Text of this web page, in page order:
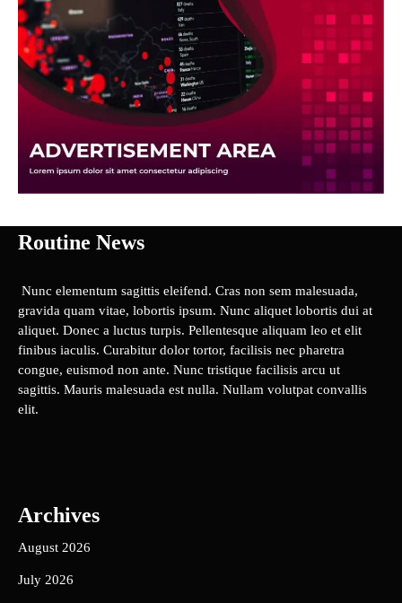
Routine News
Nunc elementum sagittis eleifend. Cras non sem malesuada,
gravida quam vitae, lobortis ipsum. Nunc aliquet lobortis dui at
aliquet. Donec a luctus turpis. Pellentesque aliquam leo et elit
finibus iaculis. Curabitur dolor tortor, facilisis nec pharetra
congue, euismod non ante. Nunc tristique facilisis arcu ut
sagittis. Mauris malesuada est nulla. Nullam volutpat convallis
elit.
Archives
August 2026
July 2026